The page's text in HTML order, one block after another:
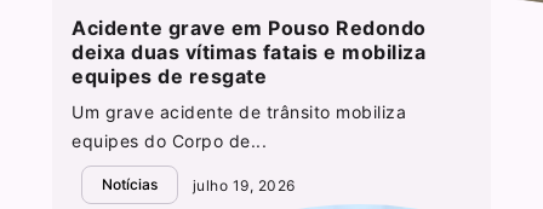
Acidente grave em Pouso Redondo
deixa duas vítimas fatais e mobiliza
equipes de resgate
Um grave acidente de trânsito mobiliza
equipes do Corpo de...
Notícias julho 19, 2026